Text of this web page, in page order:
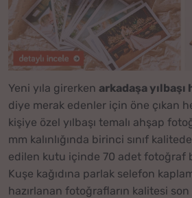
Yeni yıla girerken arkadaşa yılbaşı
diye merak edenler için öne çıkan
kişiye özel yılbaşı temalı ahşap
mm kalınlığında birinci sınıf
edilen kutu içinde 70 adet fotoğraf
Kuşe kağıdına parlak selefon
hazırlanan fotoğrafların kalitesi